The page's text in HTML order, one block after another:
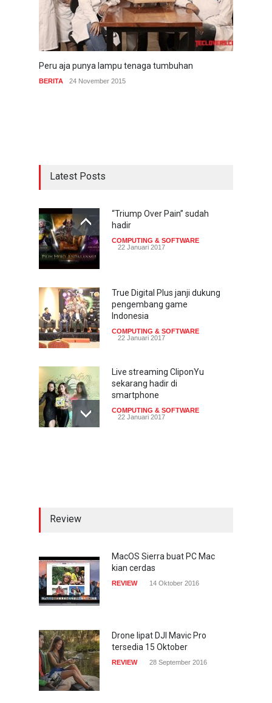
Peru aja punya lampu tenaga tumbuhan
BERITA 24 November 2015
Latest Posts
“Triump Over Pain” sudah
hadir
COMPUTING & SOFTWARE
22 Januari 2017
True Digital Plus janji dukung
pengembang game
Indonesia
COMPUTING & SOFTWARE
22 Januari 2017
Live streaming CliponYu
sekarang hadir di
smartphone
COMPUTING & SOFTWARE
22 Januari 2017
gencar
COMPUTING & SOFTWARE
miliar dolar
INTERNET 22 Februari 2017
Review
MacOS Sierra buat PC Mac
kian cerdas
REVIEW 14 Oktober 2016
Drone lipat DJI Mavic Pro
tersedia 15 Oktober
REVIEW 28 September 2016